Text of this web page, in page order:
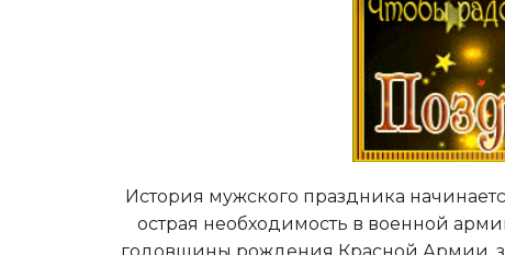
История мужского праздника
острая необходимость в военной